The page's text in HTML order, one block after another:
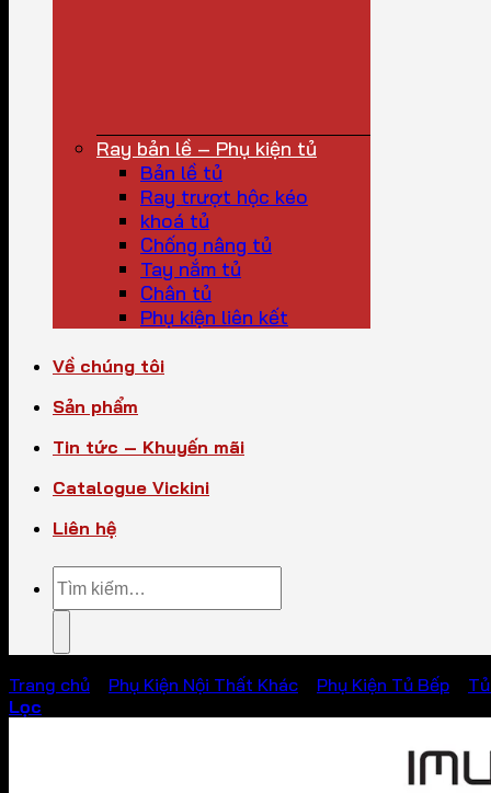
Ray bản lề – Phụ kiện tủ
Bản lề tủ
Ray trượt hộc kéo
khoá tủ
Chống nâng tủ
Tay nắm tủ
Chân tủ
Phụ kiện liên kết
Về chúng tôi
Sản phẩm
Tin tức – Khuyến mãi
Catalogue Vickini
Liên hệ
Tìm
kiếm:
Trang chủ Phụ Kiện Nội Thất Khác Phụ Kiện Tủ Bếp
Lọc